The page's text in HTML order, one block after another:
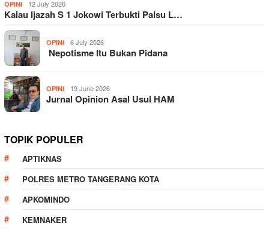
OPINI 12 July 2026
Kalau Ijazah S 1 Jokowi Terbukti Palsu L…
OPINI 6 July 2026
Nepotisme Itu Bukan Pidana
OPINI 19 June 2026
Jurnal Opinion Asal Usul HAM
TOPIK POPULER
APTIKNAS
POLRES METRO TANGERANG KOTA
APKOMINDO
KEMNAKER